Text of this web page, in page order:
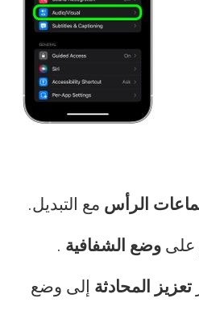
الرأسمع التبديل.
علىوضع الشفافية.
تعزيز المحادثةإلى وضع